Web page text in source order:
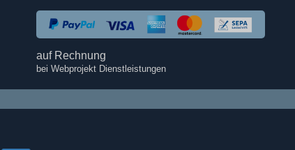
auf Rechnung
bei Webprojekt Dienstleistungen